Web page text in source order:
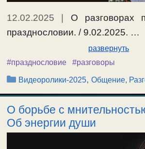
12.02.2025
О разговорах
празднословии. / 9.02.2025. …
развернуть
#празднословие
#разговоры
Рубрики
Видеоролики-2025,Общение,
О борьбе с
Об энергии души